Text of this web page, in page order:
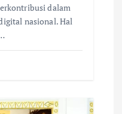
dalam
nasional. Hal